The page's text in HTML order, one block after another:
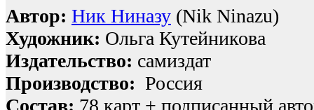
Автор: Ник Ниназу (Nik Ninazu)
Художник: Ольга Кутейникова
Издательство: самиздат
Производство: Россия